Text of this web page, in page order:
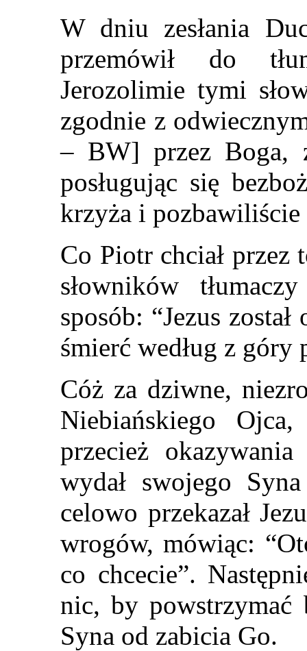
W dniu zesłania
przemówił do
Jerozolimie tymi
zgodnie z
– BW] przez Boga,
posługując się
krzyża i
Co Piotr chciał przez
słowników
sposób: “Jezus
śmierć według z góry
Cóż za dziwne,
Niebiańskiego
przecież
wydał swojego
celowo przekazał
wrogów, mówiąc:
co chcecie”.
nic, by powstrzymać
Syna od zabicia Go.